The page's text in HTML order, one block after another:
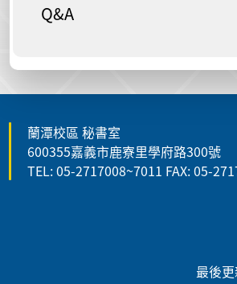
Q&A
蘭潭校區 秘書室
600355嘉義市鹿寮里學府路300號
TEL: 05-2717008~7011 FAX: 05-
最後